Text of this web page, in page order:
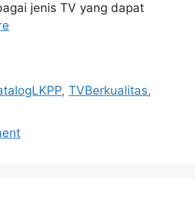
jenis TV yang dapat
,TVBerkualitas,